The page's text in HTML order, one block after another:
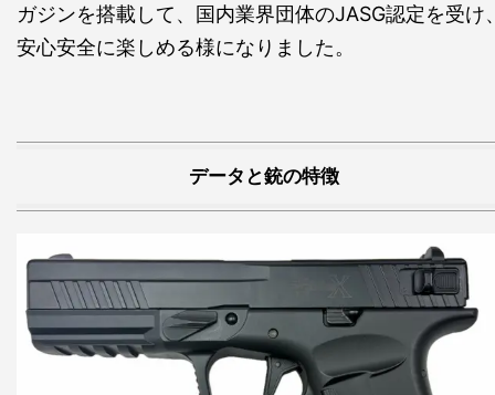
ガジンを搭載して、国内業界団体のJASG認定を受け
安心安全に楽しめる様になりました。
データと銃の特徴